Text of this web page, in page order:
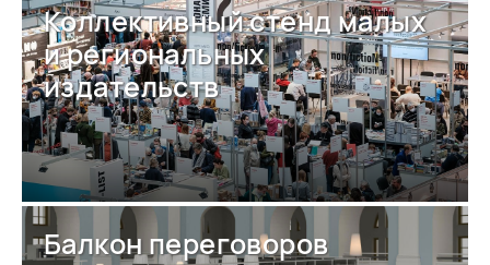
Коллективный стенд малых
и региональных
издательств
Балкон переговоров